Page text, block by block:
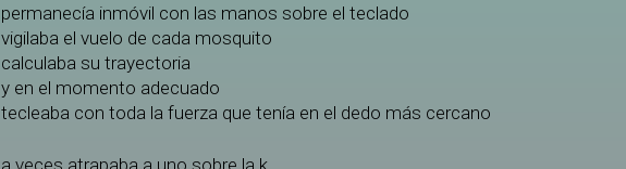
permanecía inmóvil con las manos sobre el teclado
vigilaba el vuelo de cada mosquito
calculaba su trayectoria
y en el momento adecuado
tecleaba con toda la fuerza que tenía en el dedo más cercano